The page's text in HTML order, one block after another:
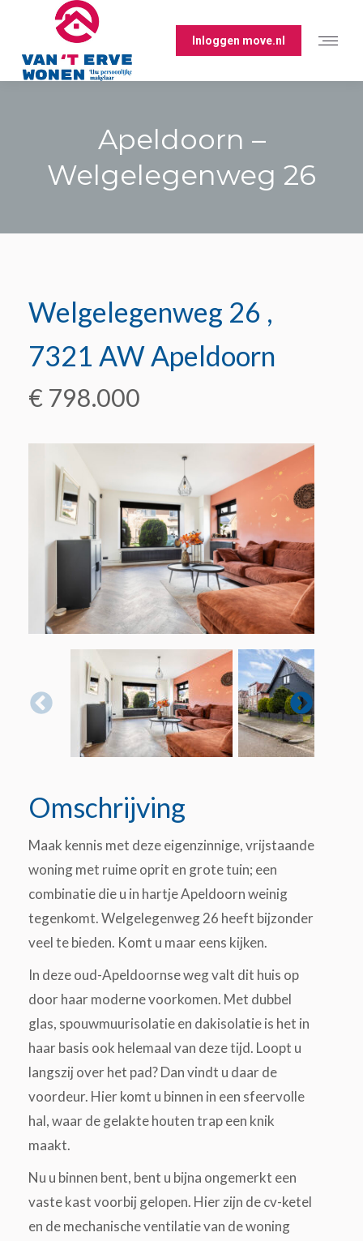
Inloggen move.nl
Apeldoorn –
Welgelegenweg 26
Welgelegenweg 26 ,
7321 AW Apeldoorn
€ 798.000
Omschrijving
Maak kennis met deze eigenzinnige, vrijstaande
woning met ruime oprit en grote tuin; een
combinatie die u in hartje Apeldoorn weinig
tegenkomt. Welgelegenweg 26 heeft bijzonder
veel te bieden. Komt u maar eens kijken.
In deze oud-Apeldoornse weg valt dit huis op
door haar moderne voorkomen. Met dubbel
glas, spouwmuurisolatie en dakisolatie is het in
haar basis ook helemaal van deze tijd. Loopt u
langszij over het pad? Dan vindt u daar de
voordeur. Hier komt u binnen in een sfeervolle
hal, waar de gelakte houten trap een knik
maakt.
Nu u binnen bent, bent u bijna ongemerkt een
vaste kast voorbij gelopen. Hier zijn de cv-ketel
en de mechanische ventilatie van de woning